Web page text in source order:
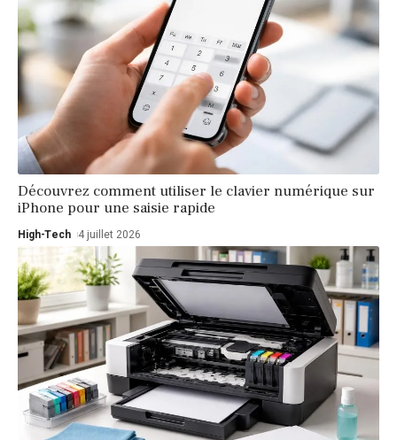
Découvrez comment utiliser le clavier numérique sur
iPhone pour une saisie rapide
High-Tech 4 juillet 2026